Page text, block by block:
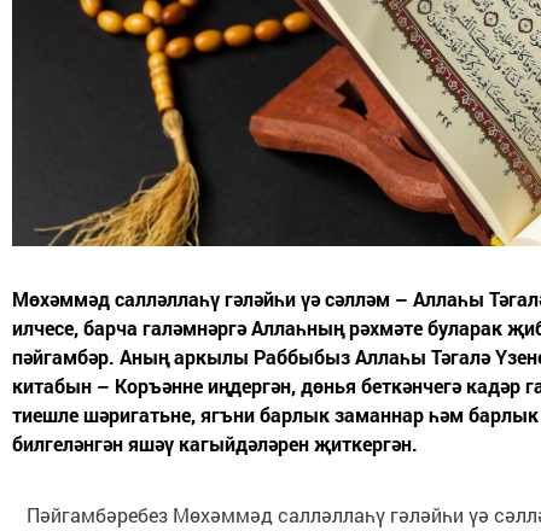
Мөхәммәд салләллаһү гәләйһи үә сәлләм – Аллаһы
илчесе, барча галәмнәргә Аллаһның рәхмәте буларак
пәйгамбәр. Аның аркылы Раббыбыз Аллаһы Тәгалә
китабын – Коръәнне иңдергән, дөнья беткәнчегә кадәр
тиешле шәригатьне, ягъни барлык заманнар һәм
билгеләнгән яшәү кагыйдәләрен җиткергән.
Пәйгамбәребез Мөхәммәд салләллаһү гәләйһи үә